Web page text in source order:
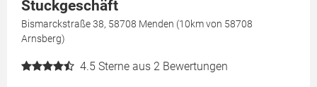
Stuckgeschäft
Bismarckstraße 38, 58708 Menden (10km von 58708
Arnsberg)
4.5 Sterne aus 2 Bewertungen